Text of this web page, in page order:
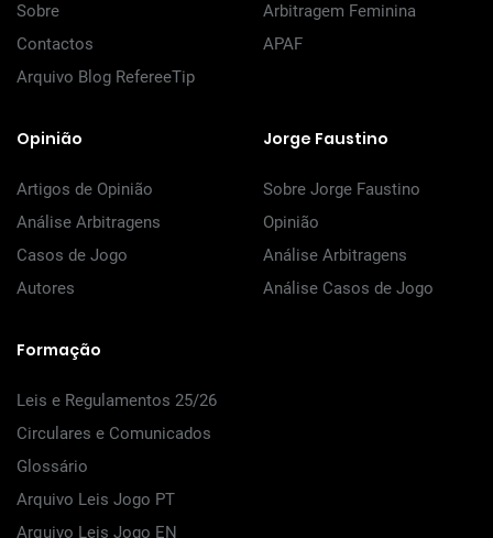
Sobre
Contactos
Arquivo Blog RefereeTip
Arbitragem Feminina
APAF
Opinião
Artigos de Opinião
Análise Arbitragens
Casos de Jogo
Autores
Jorge Faustino
Sobre Jorge Faustino
Opinião
Análise Arbitragens
Análise Casos de Jogo
Formação
Leis e Regulamentos 25/26
Circulares e Comunicados
Glossário
Arquivo Leis Jogo PT
Arquivo Leis Jogo EN